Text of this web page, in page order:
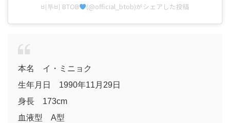
비투비 BTOB (@official_btob)がシェアした投稿
本名 イ・ミニョク
生年月日 1990年11月29日
身長 173cm
血液型 A型